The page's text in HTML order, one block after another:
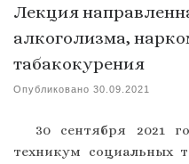
Лекция
алкоголизма,
табакокурения
Опубликовано 30.09.2021
30 сентября 2021
техникум социальных